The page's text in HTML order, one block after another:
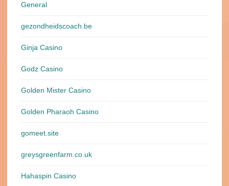
General
gezondheidscoach.be
Ginja Casino
Godz Casino
Golden Mister Casino
Golden Pharaoh Casino
gomeet.site
greysgreenfarm.co.uk
Hahaspin Casino